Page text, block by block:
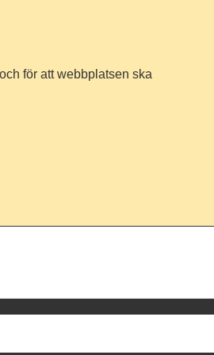
för att webbplatsen ska